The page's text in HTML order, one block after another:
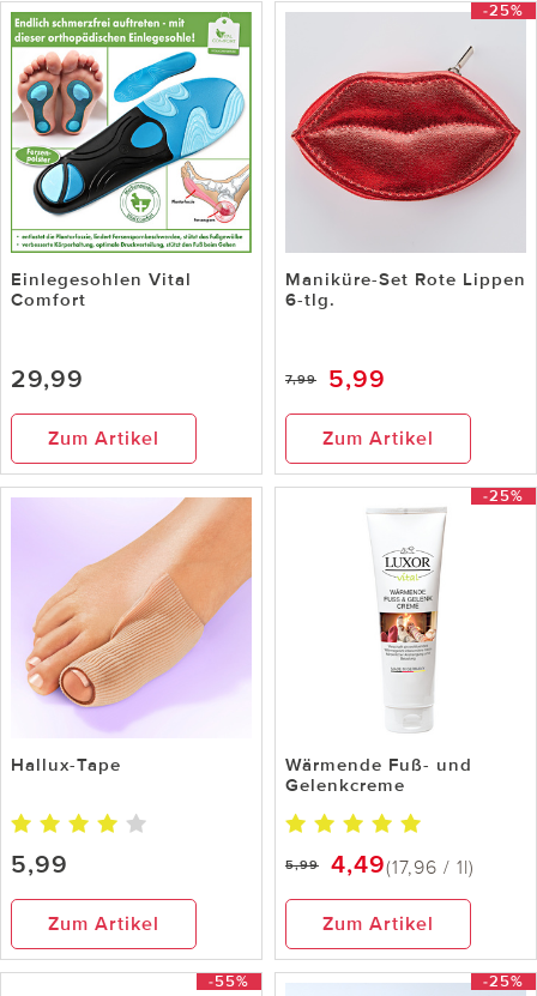
Einlegesohlen Vital
Comfort
29,99
Zum Artikel
-25%
Maniküre-Set Rote Lippen
6-tlg.
7,99 5,99
Zum Artikel
Hallux-Tape
5,99
Zum Artikel
-25%
Wärmende Fuß- und
Gelenkcreme
5,99 4,49(17,96 / 1l)
Zum Artikel
-55% -25%